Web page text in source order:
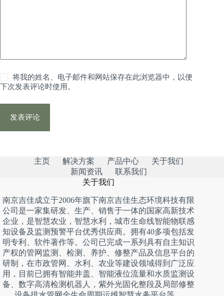
将我的姓名、电子邮件和网站保存在此浏览器中，以便
下次发表评论时使用。
发表评论
主页 解决方案 产品中心
关于我们
新闻资讯
联系我们
关于我们
南京吉佳成立于2006年旗下南京吉佳生态环境科技有限
公司是一家集研发、生产、销售于一体的国家高新技术
企业，是智慧农业，智慧水利，城市生命线智能物联感
知设备及监测预警平台优秀供应商。拥有40多项包括发
明专利、软件著作等。公司已完成一系列具有自主知识
产权的管网监测、检测、养护、修整产品及信息平台的
研制，在市政管网、水利、农业等建设领域得到广泛应
用，目前已拥有智能井盖、智能液位流量和水质监测设
备、数字高清检测机器人，紫外光固化整段及局部修整